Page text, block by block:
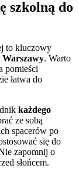
szkolną do
to kluczowy
Warszawy. Warto
pomieści
łatwa do
każdego
ze sobą
spacerów po
się do
zapomnij o
słońcem.